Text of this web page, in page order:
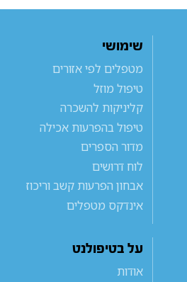
שימושי
מטפלים לפי אזורים
טיפול מוזל
קליניקות להשכרה
טיפול בהפרעות אכילה
מדור הספרים
לוח דרושים
אבחון הפרעות קשב וריכוז
אינדקס מטפלים
על בטיפולנט
אודות